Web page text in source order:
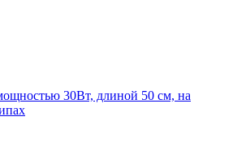
30Вт, длиной 50 см, на